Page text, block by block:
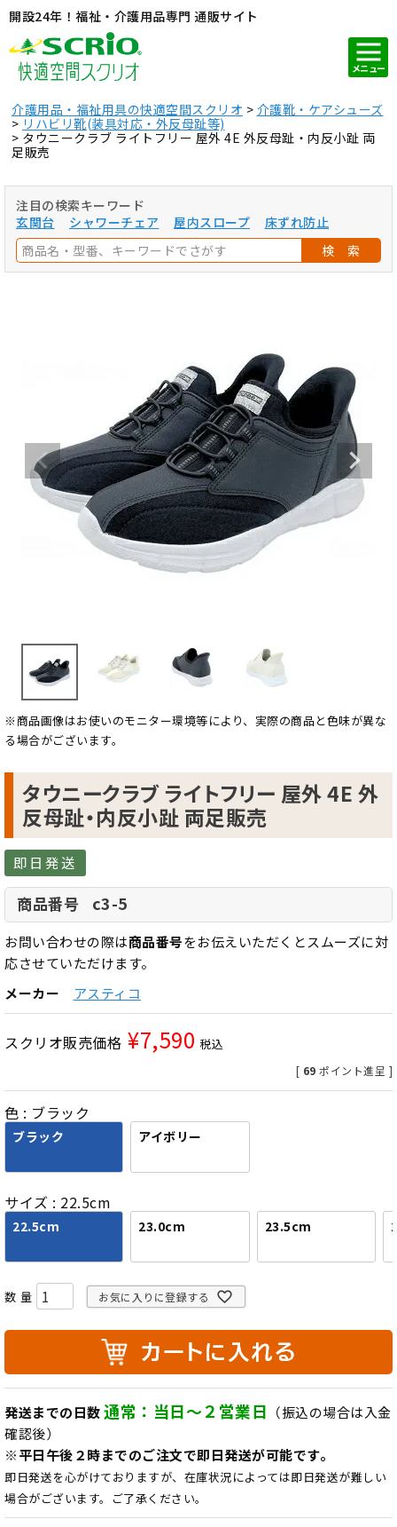
開設24年！福祉・介護用品専門 通販サイト
メニュー
介護用品・福祉用具の快適空間スクリオ
介護靴・ケアシューズ
リハビリ靴(装具対応・外反母趾等)
タウニークラブ ライトフリー 屋外 4E 外反母趾・内反小趾 両
足販売
注目の検索キーワード
玄関台
シャワーチェア 屋内スロープ
床ずれ防止
検 索
※商品画像はお使いのモニター環境等により、実際の商品と色味が異な
る場合がございます。
タウニークラブ ライトフリー 屋外 4E 外
反母趾・内反小趾 両足販売
即日発送
商品番号 c3-5
お問い合わせの際は商品番号をお伝えいただくとスムーズに対
応させていただけます。
メーカー
アスティコ
スクリオ販売価格 ¥7,590 税込
[ 69 ポイント進呈 ]
色 ブラック
ブラック アイボリー
サイズ 22.5cm
22.5cm 23.0cm 23.5cm
お気に入りに登録する
発送までの日数通常：当日～２営業日 （振込の場合は入金
確認後）
※平日午後２時までのご注文で即日発送が可能です。
即日発送を心がけておりますが、在庫状況によっては即日発送が難しい
場合がございます。ご了承ください。